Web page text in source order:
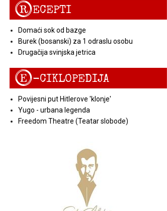
RECEPTI
Domaći sok od bazge
Burek (bosanski) za 1 odraslu osobu
Drugačija svinjska jetrica
E-CIKLOPEDIJA
Povijesni put Hitlerove 'klonje'
Yugo - urbana legenda
Freedom Theatre (Teatar slobode)